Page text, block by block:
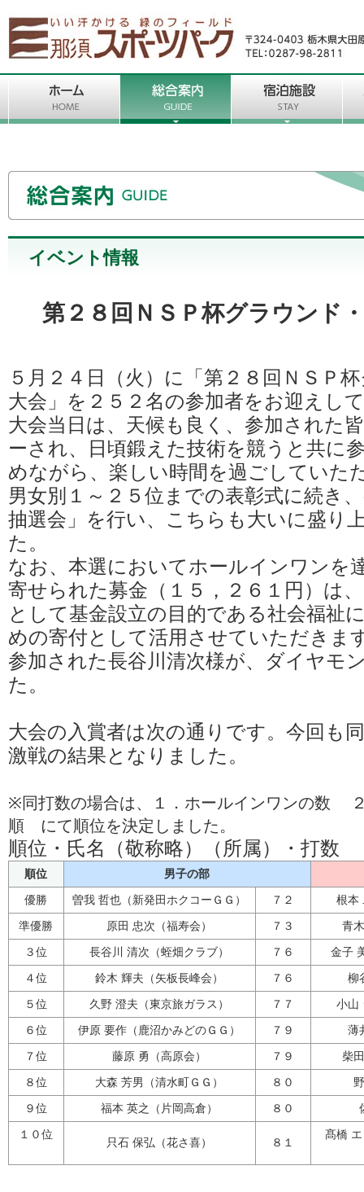
イベント情報
第２８回ＮＳＰ杯グラウンド
５月２４日（火）に「第２８回ＮＳＰ
大会」を２５２名の参加者をお迎えし
大会当日は、天候も良く、参加された
ーされ、日頃鍛えた技術を競うと共に
めながら、楽しい時間を過ごしていた
男女別１～２５位までの表彰式に続き
抽選会」を行い、こちらも大いに盛り
た。
なお、本選においてホールインワンを
寄せられた募金（１５，２６１円）は
として基金設立の目的である社会福祉
めの寄付として活用させていただきま
参加された長谷川清次様が、ダイヤモ
た。
大会の入賞者は次の通りです。今回も
激戦の結果となりました。
※同打数の場合は、１．ホールインワンの数
順 にて順位を決定しました。
順位・氏名（敬称略）（所属）・打数
順位
男子の部
優勝
曽我 哲也（新発田ホクコーＧＧ） ７２
根本
準優勝
原田 忠次（福寿会） ７３
青
３位
長谷川 清次（蛭畑クラブ） ７６
金子
４位
鈴木 輝夫（矢板長峰会） ７６
柳
５位
久野 澄夫（東京旅ガラス） ７７
小山
６位
伊原 要作（鹿沼かみどのＧＧ） ７９
薄
７位
藤原 勇（高原会） ７９
柴
８位
大森 芳男（清水町ＧＧ） ８０
９位
福本 英之（片岡高倉） ８０
１０位
只石 保弘（花さ喜） ８１
髙橋